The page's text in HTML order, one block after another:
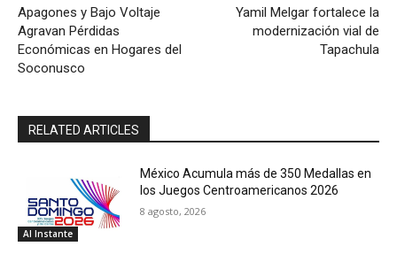
Apagones y Bajo Voltaje
Agravan Pérdidas
Económicas en Hogares del
Soconusco
Yamil Melgar fortalece la
modernización vial de
Tapachula
RELATED ARTICLES
Al Instante
México Acumula más de 350 Medallas en
los Juegos Centroamericanos 2026
8 agosto, 2026